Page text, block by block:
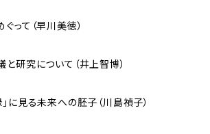
って（早川美徳）
研究について（井上智博）
に見る未来への胚子（川島禎子）